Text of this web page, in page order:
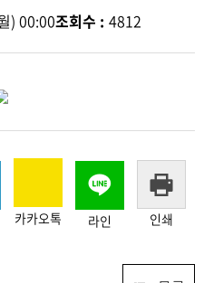
) 00:00조회수 : 4812
카카오톡 라인 인쇄